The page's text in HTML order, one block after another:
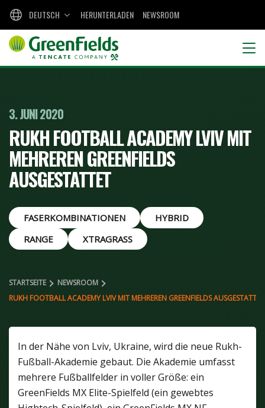
HERUNTERLADEN NEWSROOM
DEUTSCH
3. JUNI 2020
RUKH FOOTBALL ACADEMY LVIV MIT
MEHREREN GREENFIELDS
AUSGESTATTET
FASERKOMBINATIONEN
HYBRID
RANGE
XTRAGRASS
STARTSEITE
NEWSROOM
RUKH FOOTBALL ACADEMY LVIV MIT MEHREREN GREENFIELDS AUSGESTATTET
In der Nähe von Lviv, Ukraine, wird die neue Rukh-
Fußball-Akademie gebaut. Die Akademie umfasst
mehrere Fußballfelder in voller Größe: ein
GreenFields MX Elite-Spielfeld (ein gewebtes